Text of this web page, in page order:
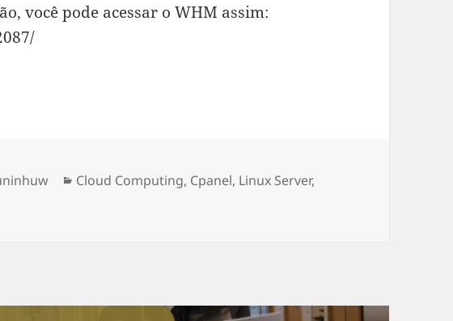
você pode acessar o WHM assim:
Categorias
Cloud Computing, Cpanel, Linux Server,